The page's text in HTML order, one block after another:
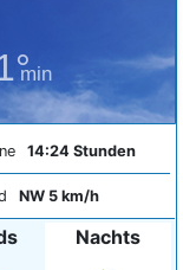
min
14:24 Stunden
NW 5 km/h
Nachts